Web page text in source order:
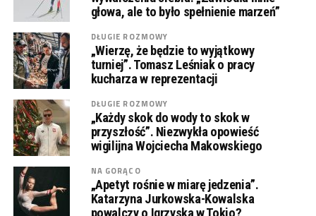
głowa, ale to było spełnienie marzeń”
DŁUGIE ROZMOWY
„Wierzę, że będzie to wyjątkowy
turniej”. Tomasz Leśniak o pracy
kucharza w reprezentacji
DŁUGIE ROZMOWY
„Każdy skok do wody to skok w
przyszłość”. Niezwykła opowieść
wigilijna Wojciecha Makowskiego
NA GORĄCO
„Apetyt rośnie w miarę jedzenia”.
Katarzyna Jurkowska-Kowalska
powalczy o Igrzyska w Tokio?